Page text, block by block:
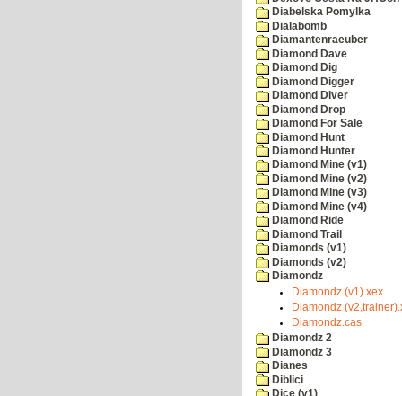
Diabelska Pomylka
Dialabomb
Diamantenraeuber
Diamond Dave
Diamond Dig
Diamond Digger
Diamond Diver
Diamond Drop
Diamond For Sale
Diamond Hunt
Diamond Hunter
Diamond Mine (v1)
Diamond Mine (v2)
Diamond Mine (v3)
Diamond Mine (v4)
Diamond Ride
Diamond Trail
Diamonds (v1)
Diamonds (v2)
Diamondz
Diamondz (v1).xex
Diamondz
Diamondz.cas
Diamondz 2
Diamondz 3
Dianes
Diblici
Dice (v1)